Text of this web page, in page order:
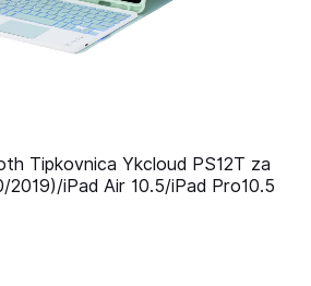
Tipkovnica Ykcloud PS12T za
2019)/iPad Air 10.5/iPad Pro10.5